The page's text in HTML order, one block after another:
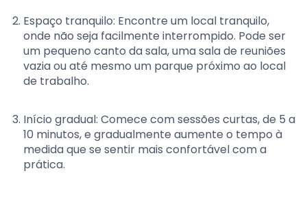
Espaço tranquilo: Encontre um local tranquilo,
onde não seja facilmente interrompido. Pode ser
um pequeno canto da sala, uma sala de reuniões
vazia ou até mesmo um parque próximo ao local
de trabalho.
Início gradual: Comece com sessões curtas, de 5 a
10 minutos, e gradualmente aumente o tempo à
medida que se sentir mais confortável com a
prática.